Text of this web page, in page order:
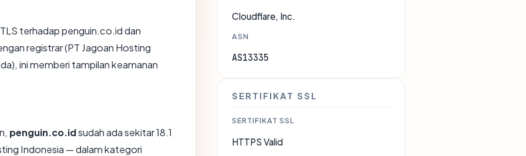
terhadap penguin.co.id dan
registrar (PT Jagoan Hosting
ini memberi tampilan keamanan
penguin.co.idsudah ada sekitar 18.1
Indonesia — dalam kategori
Cloudflare, Inc.
ASN
AS13335
SERTIFIKAT SSL
SERTIFIKAT SSL
HTTPS Valid